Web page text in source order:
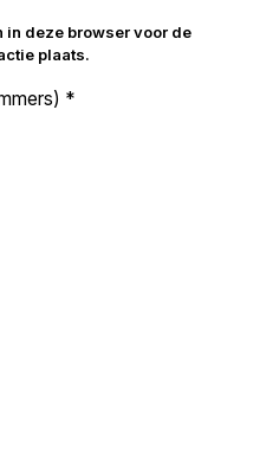
in deze browser voor de
plaats.
*